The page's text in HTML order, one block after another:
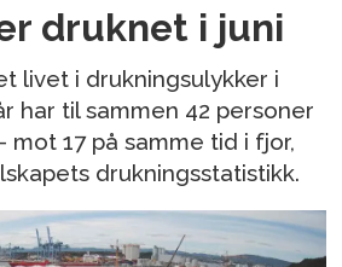
druknet i juni
livet i drukningsulykker i
har til sammen 42 personer
mot 17 på samme tid i fjor,
drukningsstatistikk.